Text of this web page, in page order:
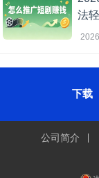
法
下载
公司简介